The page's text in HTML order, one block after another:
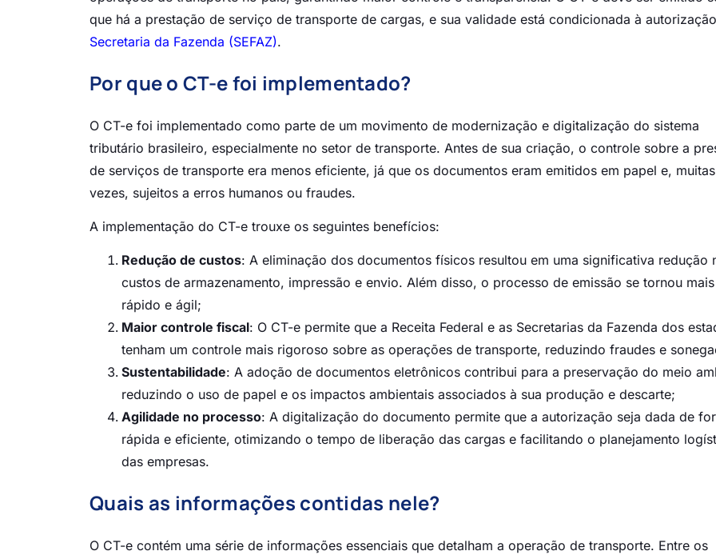
que há a prestação de serviço de transporte de cargas, e sua validade está condicionada à
Secretaria da Fazenda (SEFAZ).
Por que o CT-e foi implementado?
O CT-e foi implementado como parte de um movimento de modernização e digitalização do sistema
tributário brasileiro, especialmente no setor de transporte. Antes de sua criação, o controle sobre a
de serviços de transporte era menos eficiente, já que os documentos eram emitidos em papel e, muitas
vezes, sujeitos a erros humanos ou fraudes.
A implementação do CT-e trouxe os seguintes benefícios:
Redução de custos: A eliminação dos documentos físicos resultou em uma significativa redução
custos de armazenamento, impressão e envio. Além disso, o processo de emissão se tornou mais
rápido e ágil;
Maior controle fiscal: O CT-e permite que a Receita Federal e as Secretarias da Fazenda dos
tenham um controle mais rigoroso sobre as operações de transporte, reduzindo fraudes e
Sustentabilidade: A adoção de documentos eletrônicos contribui para a preservação do meio
reduzindo o uso de papel e os impactos ambientais associados à sua produção e descarte;
Agilidade no processo: A digitalização do documento permite que a autorização seja dada de
rápida e eficiente, otimizando o tempo de liberação das cargas e facilitando o planejamento
das empresas.
Quais as informações contidas nele?
O CT-e contém uma série de informações essenciais que detalham a operação de transporte. Entre os